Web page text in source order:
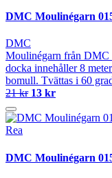
DMC Moulinégarn
DMC
Moulinégarn från DMC
docka innehåller 8
bomull. Tvättas i 60
21 kr 13 kr
Rea
DMC Moulinégarn